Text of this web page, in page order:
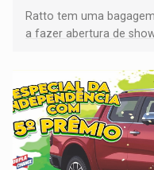
Ratto tem uma
a fazer abertura de
Luciano, Chiclete com